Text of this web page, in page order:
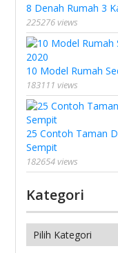
8 Denah Rumah 3
225276 views
10 Model Rumah
183111 views
25 Contoh Taman
Sempit
182654 views
Kategori
Kategori